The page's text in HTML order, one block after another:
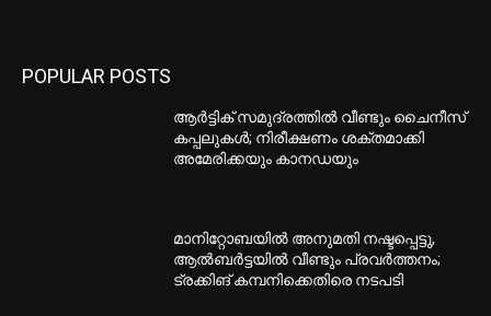
POPULAR POSTS
ആർട്ടിക് സമുദ്രത്തിൽ വീണ്ടും ചൈനീസ്
കപ്പലുകൾ; നിരീക്ഷണം ശക്തമാക്കി
അമേരിക്കയും കാനഡയും
മാനിറ്റോബയിൽ അനുമതി നഷ്ടപ്പെട്ടു,
ആൽബർട്ടയിൽ വീണ്ടും പ്രവർത്തനം;
ട്രക്കിങ് കമ്പനിക്കെതിരെ നടപടി